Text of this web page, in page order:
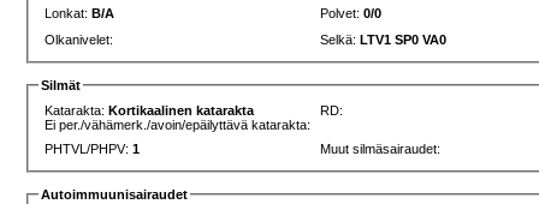
Lonkat:B/A Polvet:0/0
Olkanivelet:
Selkä:LTV1 SP0 VA0
Silmät
Katarakta:Kortikaalinen katarakta
Ei per./vähämerk./avoin/epäilyttävä katarakta:
RD:
PHTVL/PHPV:1 Muut silmäsairaudet:
Autoimmuunisairaudet